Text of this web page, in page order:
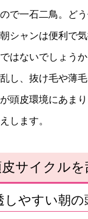
で一石二鳥。ど
シャンは便利で
はないでしょう
し、抜け毛や薄
頭皮環境にあま
します。
サイクルを
しやすい朝の